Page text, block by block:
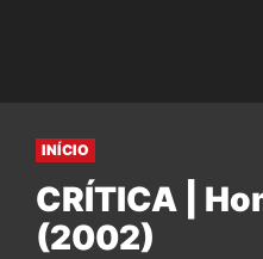
INÍCIO
CRÍTICA |
(2002)